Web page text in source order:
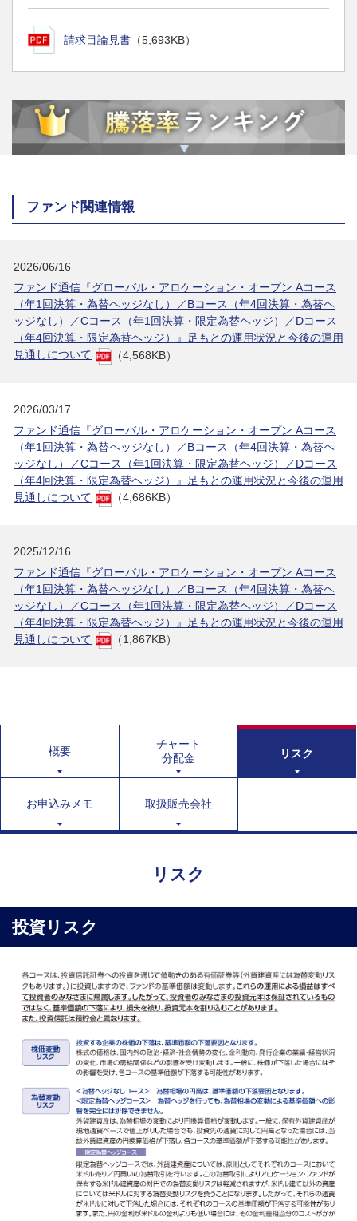
請求目論見書 （5,693KB）
ファンド関連情報
2026/06/16
ファンド通信『グローバル・アロケーション・オープン Aコース
（年1回決算・為替ヘッジなし）／Bコース（年4回決算・為替ヘ
ッジなし）／Cコース（年1回決算・限定為替ヘッジ）／Dコース
（年4回決算・限定為替ヘッジ）』足もとの運用状況と今後の運用
見通しについて
（4,568KB）
2026/03/17
ファンド通信『グローバル・アロケーション・オープン Aコース
（年1回決算・為替ヘッジなし）／Bコース（年4回決算・為替ヘ
ッジなし）／Cコース（年1回決算・限定為替ヘッジ）／Dコース
（年4回決算・限定為替ヘッジ）』足もとの運用状況と今後の運用
見通しについて
（4,686KB）
2025/12/16
ファンド通信『グローバル・アロケーション・オープン Aコース
（年1回決算・為替ヘッジなし）／Bコース（年4回決算・為替ヘ
ッジなし）／Cコース（年1回決算・限定為替ヘッジ）／Dコース
（年4回決算・限定為替ヘッジ）』足もとの運用状況と今後の運用
見通しについて
（1,867KB）
概要
チャート
分配金
リスク
お申込みメモ 取扱販売会社
リスク
投資リスク